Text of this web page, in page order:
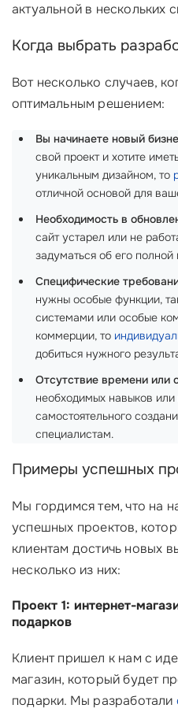
актуальной в нескольких
Когда выбрать
Вот несколько случаев,
оптимальным решением:
Вы начинаете новый
свой проект и хотите
уникальным дизайном, то
отличной основой для
Необходимость в
сайт устарел или не
задуматься об его полной
Специфические
нужны особые функции,
системами или особые
коммерции, то
добиться нужного
Отсутствие времени или
необходимых навыков
самостоятельного
специалистам.
Примеры успешных
Мы гордимся тем, что на
успешных проектов,
клиентам достичь новых
несколько из них:
Проект 1: интернет-
подарков
Клиент пришел к нам с
магазин, который будет
подарки. Мы разработали